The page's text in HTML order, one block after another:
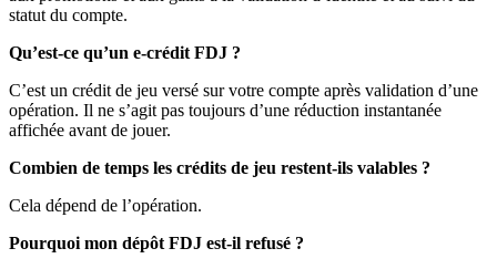
statut du compte.
Qu’est-ce qu’un e-crédit FDJ ?
C’est un crédit de jeu versé sur votre compte après validation d’une
opération. Il ne s’agit pas toujours d’une réduction instantanée
affichée avant de jouer.
Combien de temps les crédits de jeu restent-ils valables ?
Cela dépend de l’opération.
Pourquoi mon dépôt FDJ est-il refusé ?